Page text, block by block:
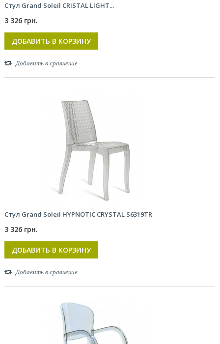
Стул Grand Soleil CRISTAL LIGHT...
3 326 грн.
ДОБАВИТЬ В КОРЗИНУ
Добавить в сравнение
Стул Grand Soleil HYPNOTIC CRYSTAL S6319TR
3 326 грн.
ДОБАВИТЬ В КОРЗИНУ
Добавить в сравнение